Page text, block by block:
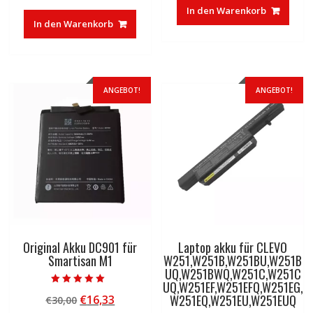
war:
€83,32
ist:
€50,01.
In den Warenkorb
war:
€30,00
ist:
€16,33.
In den Warenkorb
ANGEBOT!
Original Akku DC901 für
Smartisan M1
5.00
von 5
€30,00 Ursprünglicher
€16,33
ANGEBOT!
Laptop akku für CLEVO
W251,W251B,W251BU,W251B
UQ,W251BWQ,W251C,W251C
UQ,W251EF,W251EFQ,W251EG,
W251EQ,W251EU,W251EUQ